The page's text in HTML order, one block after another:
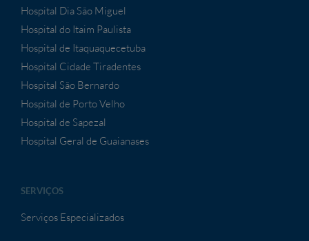
Hospital Dia São Miguel
Hospital do Itaim Paulista
Hospital de Itaquaquecetuba
Hospital Cidade Tiradentes
Hospital São Bernardo
Hospital de Porto Velho
Hospital de Sapezal
Hospital Geral de Guaianases
SERVIÇOS
Serviços Especializados